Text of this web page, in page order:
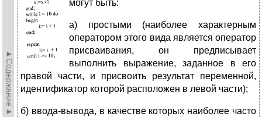
►Содержание►
могут быть:
а) простыми (наиболее характерным
оператором этого вида является оператор
присваивания, он предписывает
выполнить выражение, заданное в его
правой части, и присвоить результат переменной,
идентификатор которой расположен в левой части);
б) ввода-вывода, в качестве которых наиболее часто